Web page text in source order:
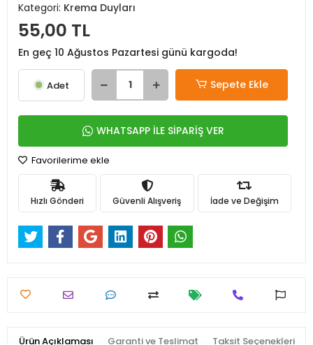
Kategori: Krema Duyları
55,00 TL
En geç 10 Ağustos Pazartesi günü kargoda!
Adet Sepete Ekle
WHATSAPP İLE SİPARİŞ VER
Favorilerime ekle
Hızlı Gönderi Güvenli Alışveriş İade ve Değişim
Ürün Açıklaması Garanti ve Teslimat Taksit Seçenekleri